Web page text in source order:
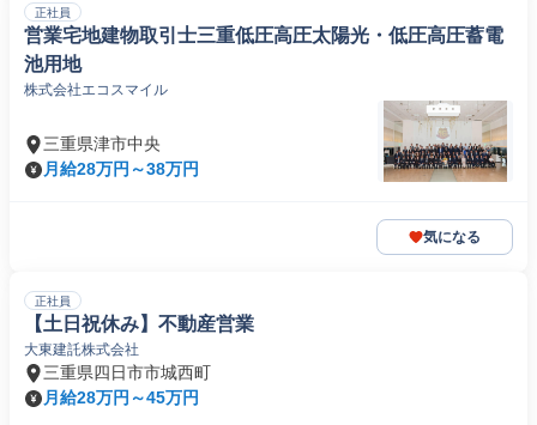
正社員
営業宅地建物取引士三重低圧高圧太陽光・低圧高圧蓄電
池用地
株式会社エコスマイル
三重県津市中央
月給28万円～38万円
気になる
正社員
【土日祝休み】不動産営業
大東建託株式会社
三重県四日市市城西町
月給28万円～45万円